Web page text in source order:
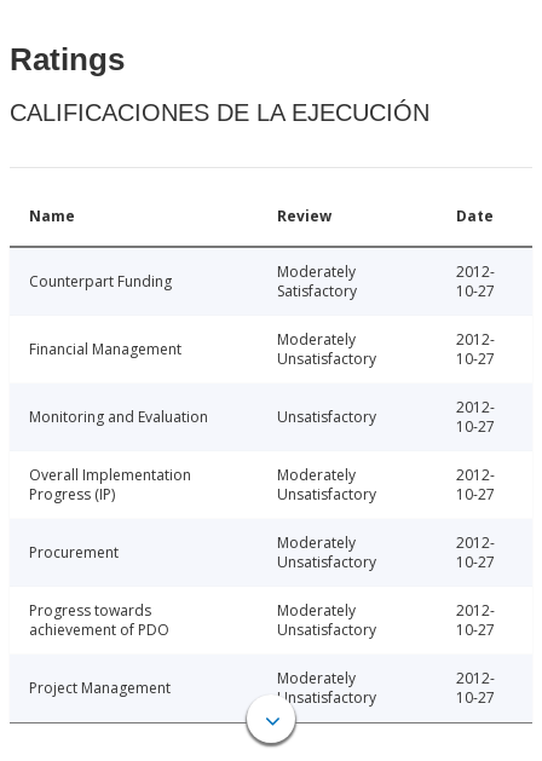
Ratings
CALIFICACIONES DE LA EJECUCIÓN
Name Review Date
Counterpart Funding
Moderately
Satisfactory
2012-
10-27
Financial Management
Moderately
Unsatisfactory
2012-
10-27
Monitoring and Evaluation Unsatisfactory
2012-
10-27
Overall Implementation
Progress (IP)
Moderately
Unsatisfactory
2012-
10-27
Procurement
Moderately
Unsatisfactory
2012-
10-27
Progress towards
achievement of PDO
Moderately
Unsatisfactory
2012-
10-27
Project Management
Moderately
Unsatisfactory
2012-
10-27